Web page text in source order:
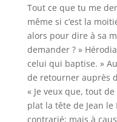
Tout ce que tu me
même si c’est la
alors pour dire à sa
demander ? »
celui qui baptise. »
de retourner auprès
« Je veux que, tout
plat la tête de Jean
contrarié; mais à